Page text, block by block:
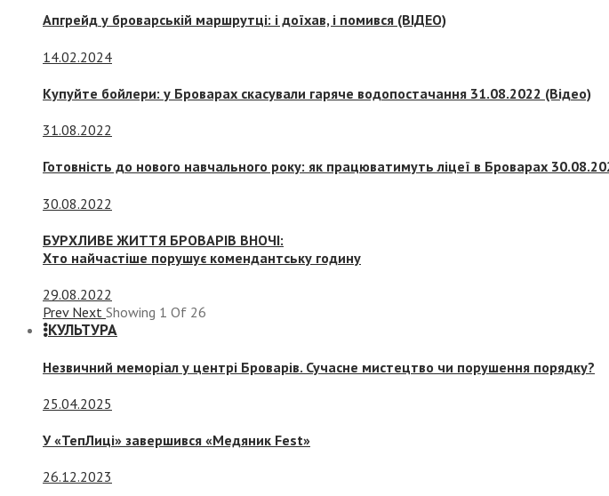
Апгрейд у броварській маршрутці: і доїхав, і помився (ВІДЕО)
14.02.2024
Купуйте бойлери: у Броварах скасували гаряче водопостачання 31.08.2022 (Відео)
31.08.2022
Готовність до нового навчального року: як працюватимуть ліцеї в Броварах
30.08.2022
БУРХЛИВЕ ЖИТТЯ БРОВАРІВ ВНОЧІ:
Хто найчастіше порушує комендантську годину
29.08.2022
Prev Next Showing 1 Of 26
КУЛЬТУРА
Незвичний меморіал у центрі Броварів. Сучасне мистецтво чи порушення порядку?
25.04.2025
У «ТепЛиці» завершився «Медяник Fest»
26.12.2023